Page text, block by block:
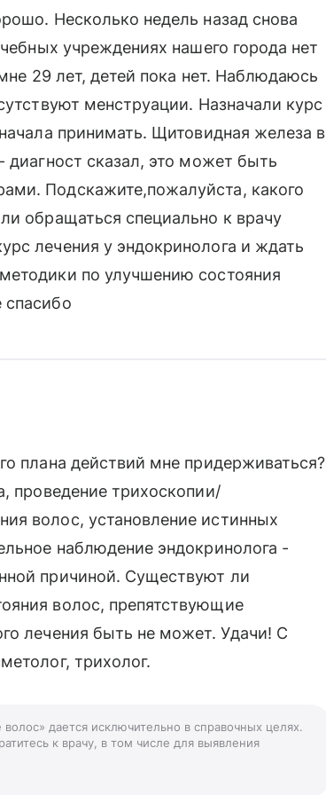
Несколько недель назад снова
учреждениях нашего города нет
29 лет, детей пока нет. Наблюдаюсь
менструации. Назначали курс
принимать. Щитовидная железа в
сказал, это может быть
Подскажите,пожалуйста, какого
обращаться специально к врачу
лечения у эндокринолога и ждать
по улучшению состояния
спасибо
плана действий мне придерживаться?
проведение трихоскопии/
волос, установление истинных
наблюдение эндокринолога -
причиной. Существуют ли
волос, препятствующие
лечения быть не может. Удачи! С
трихолог.
дается исключительно в справочных целях.
к врачу, в том числе для выявления